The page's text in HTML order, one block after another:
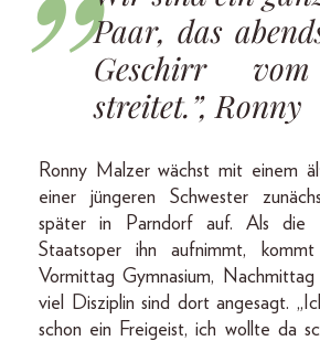
Paar, das
Geschirr
streitet.”, Ronny
Ronny Malzer wächst mit einem
einer jüngeren Schwester
später in Parndorf auf. Als die
Staatsoper ihn aufnimmt,
Vormittag Gymnasium, Nachmittag
viel Disziplin sind dort angesagt.
schon ein Freigeist, ich wollte da